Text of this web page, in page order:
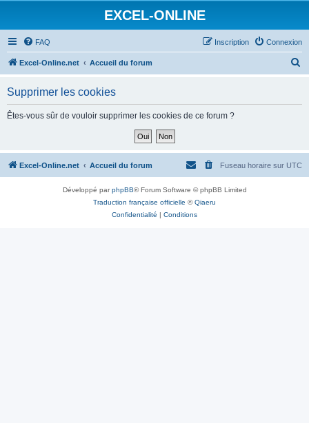
EXCEL-ONLINE
FAQ Connexion
Inscription
Excel-Online.net Accueil du forum
h
Supprimer les cookies
Êtes-vous sûr de vouloir supprimer les cookies de ce forum ?
Excel-Online.net Accueil du forum Fuseau horaire sur UTC
Développé parphpBB® Forum Software © phpBB Limited
Traduction française officielle ©Qiaeru
Confidentialité | Conditions